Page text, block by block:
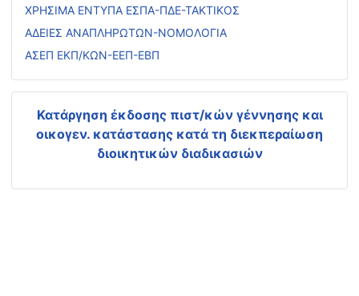
ΧΡΗΣΙΜΑ ΕΝΤΥΠΑ ΕΣΠΑ-ΠΔΕ-ΤΑΚΤΙΚΟΣ
ΑΔΕΙΕΣ ΑΝΑΠΛΗΡΩΤΩΝ-ΝΟΜΟΛΟΓΙΑ
ΑΣΕΠ ΕΚΠ/ΚΩΝ-ΕΕΠ-ΕΒΠ
Κατάργηση έκδοσης πιστ/κών γέννησης και
οικογεν. κατάστασης κατά τη διεκπεραίωση
διοικητικών διαδικασιών